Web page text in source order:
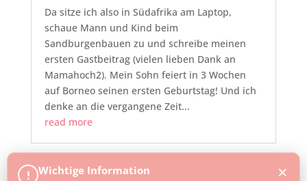
Da sitze ich also in Südafrika am Laptop,
schaue Mann und Kind beim
Sandburgenbauen zu und schreibe meinen
ersten Gastbeitrag (vielen lieben Dank an
Mamahoch2). Mein Sohn feiert in 3 Wochen
auf Borneo seinen ersten Geburtstag! Und ich
denke an die vergangene Zeit...
read more
! Wichtige Information ×